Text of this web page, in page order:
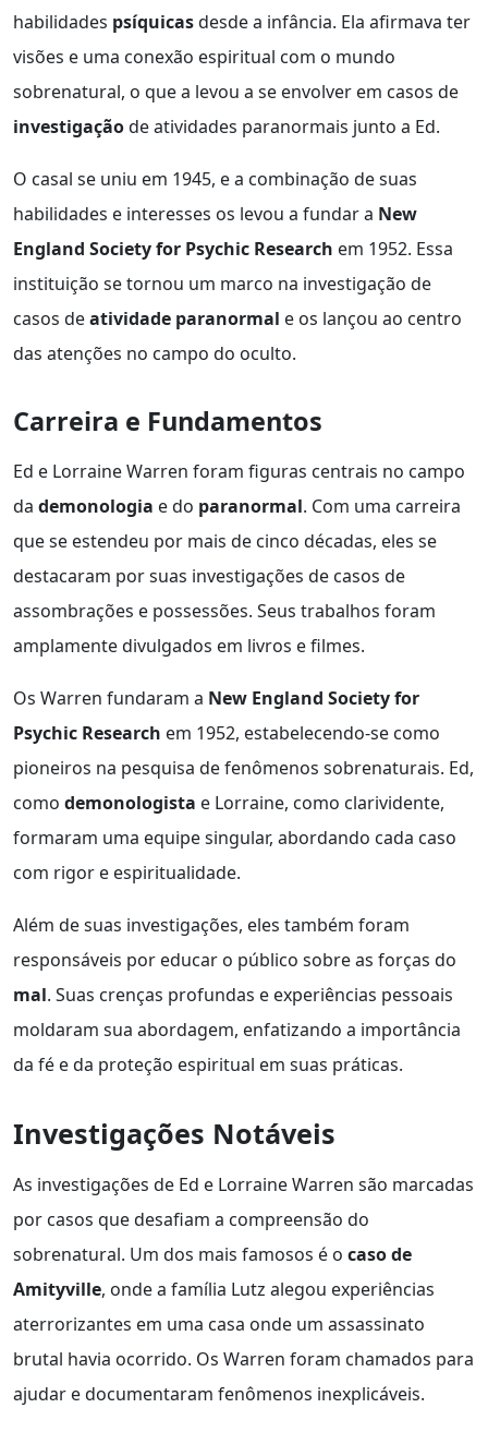
habilidades psíquicasdesde a infância. Ela afirmava ter
visões e uma conexão espiritual com o mundo
sobrenatural, o que a levou a se envolver em casos de
investigaçãode atividades paranormais junto a Ed.
O casal se uniu em 1945, e a combinação de suas
habilidades e interesses os levou a fundar a New
England Society for Psychic Research em 1952. Essa
instituição se tornou um marco na investigação de
casos deatividade paranormal e os lançou ao centro
das atenções no campo do oculto.
Carreira e Fundamentos
Ed e Lorraine Warren foram figuras centrais no campo
da demonologia e do paranormal. Com uma carreira
que se estendeu por mais de cinco décadas, eles se
destacaram por suas investigações de casos de
assombrações e possessões. Seus trabalhos foram
amplamente divulgados em livros e filmes.
Os Warren fundaram a New England Society for
Psychic Research em 1952, estabelecendo-se como
pioneiros na pesquisa de fenômenos sobrenaturais. Ed,
como demonologista e Lorraine, como clarividente,
formaram uma equipe singular, abordando cada caso
com rigor e espiritualidade.
Além de suas investigações, eles também foram
responsáveis por educar o público sobre as forças do
mal. Suas crenças profundas e experiências pessoais
moldaram sua abordagem, enfatizando a importância
da fé e da proteção espiritual em suas práticas.
Investigações Notáveis
As investigações de Ed e Lorraine Warren são marcadas
por casos que desafiam a compreensão do
sobrenatural. Um dos mais famosos é o caso de
Amityville, onde a família Lutz alegou experiências
aterrorizantes em uma casa onde um assassinato
brutal havia ocorrido. Os Warren foram chamados para
ajudar e documentaram fenômenos inexplicáveis.